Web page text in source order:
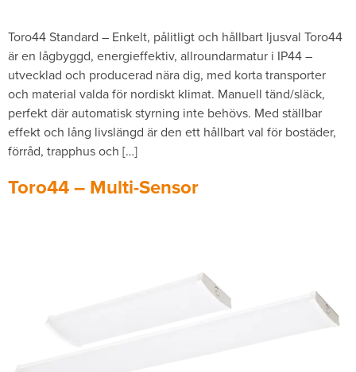
Toro44 Standard – Enkelt, pålitligt och hållbart ljusval Toro44
är en lågbyggd, energieffektiv, allroundarmatur i IP44 –
utvecklad och producerad nära dig, med korta transporter
och material valda för nordiskt klimat. Manuell tänd/släck,
perfekt där automatisk styrning inte behövs. Med ställbar
effekt och lång livslängd är den ett hållbart val för bostäder,
förråd, trapphus och […]
Toro44 – Multi-Sensor